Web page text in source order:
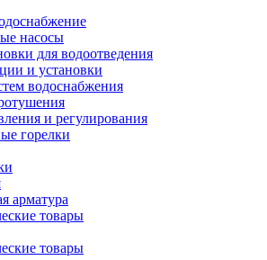
насосы
для водоотведения
и установки
водоснабжения
и регулирования
горелки
арматура
товары
товары